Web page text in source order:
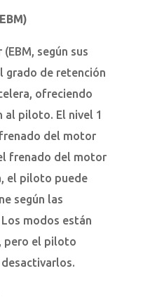
según sus
grado de retención
ofreciendo
al piloto. El nivel 1
del motor
frenado del motor
el piloto puede
según las
modos están
pero el piloto